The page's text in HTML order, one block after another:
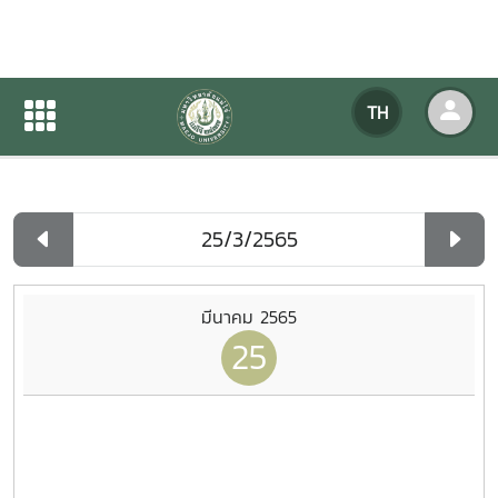
TH
ปฏิทินกิจกรรมของหน่วยงาน
ปฏิทินกิจกรรมของหน่วยงาน
มีนาคม 2565
25